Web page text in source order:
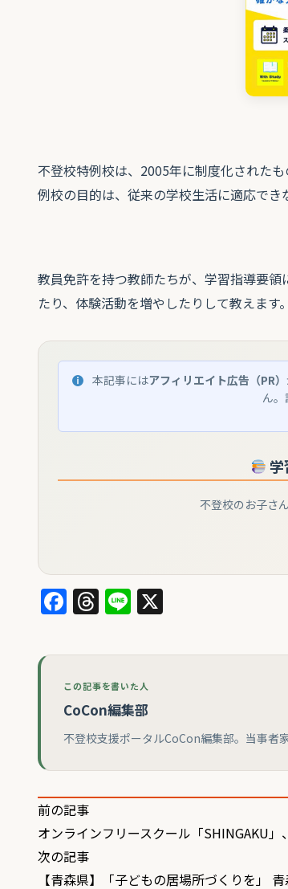
不登校特例校は、2005年に制度化された
例校の目的は、従来の学校生活に適応でき
教員免許を持つ教師たちが、学習指導要
たり、体験活動を増やしたりして教えます。
本記事にはアフィリエイト広告（PR）
ん
不登校のお子さ
Facebook
Threads
Line
この記事を書いた人
CoCon編集部
不登校支援ポータルCoCon編集部。当事者
投
稿
ナ
前の記事
オンラインフリースクール「SHINGAKU
次の記事
【青森県】「子どもの居場所づくりを」